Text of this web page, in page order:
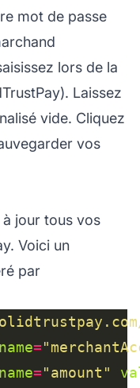
mot de passe
lors de la
Laissez
vide. Cliquez
vos
jour tous vos
Voici un
par
name=
name="amount"